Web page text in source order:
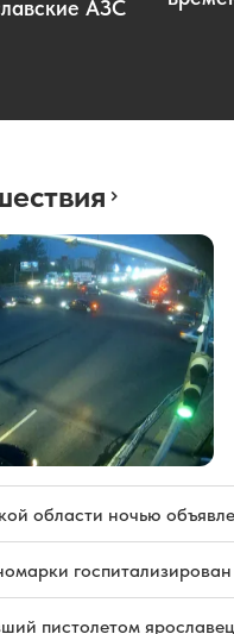
АЗС
области ночью
пистолетом